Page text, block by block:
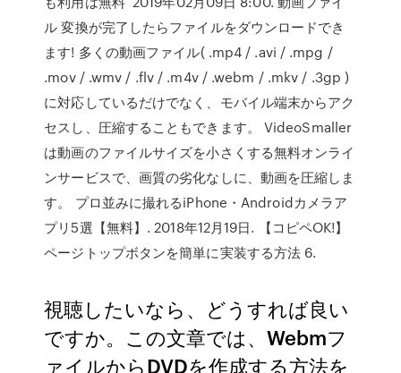
ル 変換が完了したらファイルをダウンロードでき
ます! 多くの動画ファイル( .mp4 / .avi / .mpg /
.mov / .wmv / .flv / .m4v / .webm / .mkv / .3gp )
に対応しているだけでなく、モバイル端末からアク
セスし、圧縮することもできます。 VideoSmaller
は動画のファイルサイズを小さくする無料オンライ
ンサービスで、画質の劣化なしに、動画を圧縮しま
す。 プロ並みに撮れるiPhone・Androidカメラア
プリ5選【無料】. 2018年12月19日. 【コピペOK!】
ページトップボタンを簡単に実装する方法 6.
視聴したいなら、どうすれば良い
ですか。この文章では、Webmフ
ァイルからDVDを作成する方法を